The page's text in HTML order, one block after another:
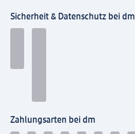
Sicherheit & Datenschutz bei dm
Zahlungsarten bei dm